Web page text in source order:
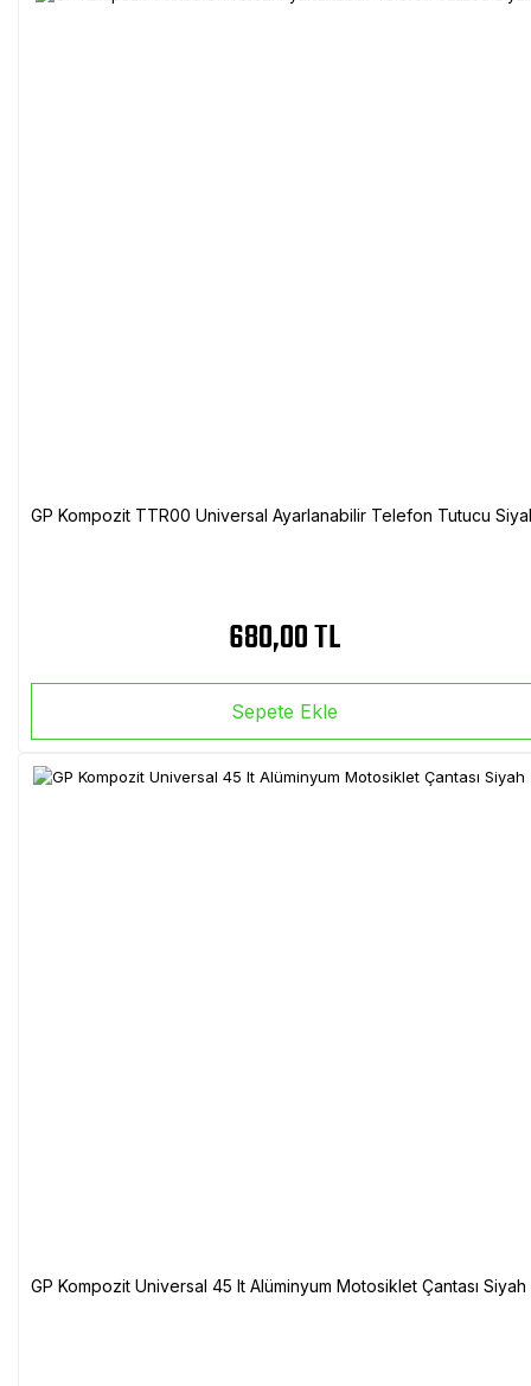
GP Kompozit TTR00 Universal Ayarlanabilir Telefon Tutucu
680,00 TL
Sepete Ekle
GP Kompozit Universal 45 lt Alüminyum Motosiklet Çantası Siyah